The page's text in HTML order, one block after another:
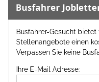
Busfahrer
Busfahrer-Gesucht
Stellenangebote einen
Verpassen Sie keine
Ihre E-Mail Adresse: